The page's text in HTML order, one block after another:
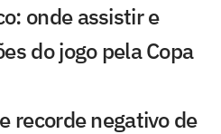
onde assistir e
do jogo pela Copa
recorde negativo de